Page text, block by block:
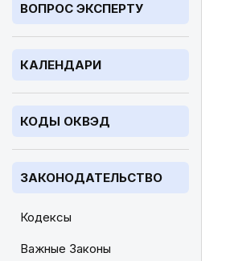
ВОПРОС ЭКСПЕРТУ
КАЛЕНДАРИ
КОДЫ ОКВЭД
ЗАКОНОДАТЕЛЬСТВО
Кодексы
Важные Законы